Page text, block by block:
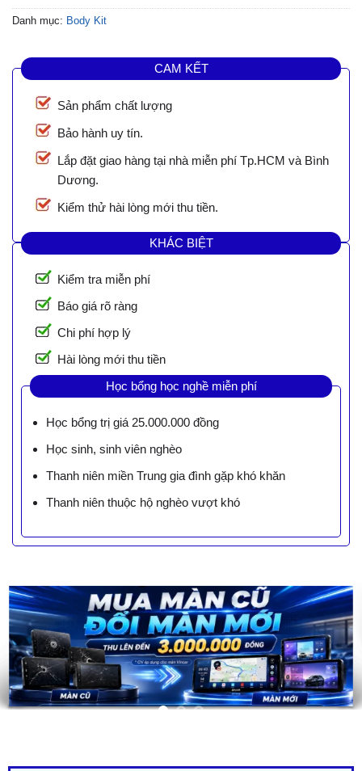
Danh mục: Body Kit
CAM KẾT
Sản phẩm chất lượng
Bảo hành uy tín.
Lắp đặt giao hàng tại nhà miễn phí Tp.HCM và Bình
Dương.
Kiểm thử hài lòng mới thu tiền.
KHÁC BIỆT
Kiểm tra miễn phí
Báo giá rõ ràng
Chi phí hợp lý
Hài lòng mới thu tiền
Học bổng học nghề miễn phí
Học bổng trị giá 25.000.000 đồng
Học sinh, sinh viên nghèo
Thanh niên miền Trung gia đình gặp khó khăn
Thanh niên thuộc hộ nghèo vượt khó